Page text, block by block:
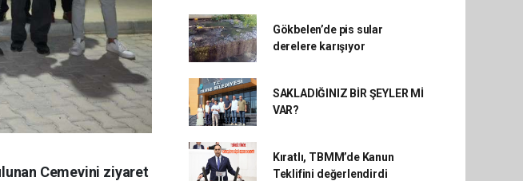
Cemevini ziyaret
Gökbelen’de pis sular
derelere karışıyor
SAKLADIĞINIZ BİR ŞEYLER Mİ
VAR?
Kıratlı, TBMM’de Kanun
Teklifini değerlendirdi